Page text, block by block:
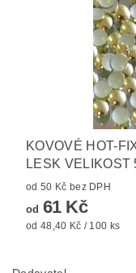
KOVOVÉ HOT-
LESK VELIKOST
od 50 Kč bez DPH
od 61 Kč
od 48,40 Kč / 100 ks